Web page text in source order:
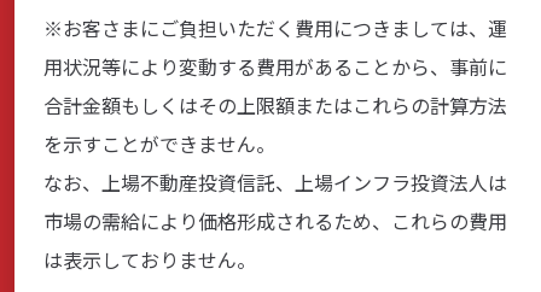
※お客さまにご負担いただく費用につきましては、運
用状況等により変動する費用があることから、事前に
合計金額もしくはその上限額またはこれらの計算方法
を示すことができません。
なお、上場不動産投資信託、上場インフラ投資法人は
市場の需給により価格形成されるため、これらの費用
は表示しておりません。